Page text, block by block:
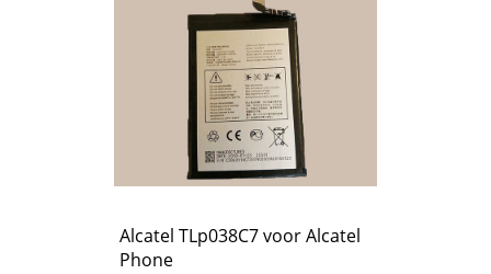
Alcatel TLp038C7 voor Alcatel
Phone